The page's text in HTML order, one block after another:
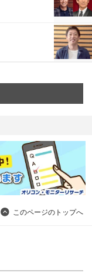
このページのトップへ